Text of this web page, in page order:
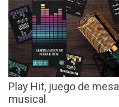
Play Hit, juego de mesa
musical